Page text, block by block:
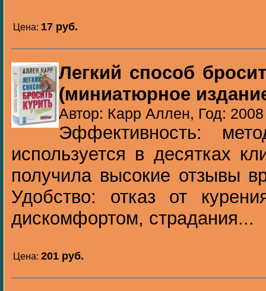
Цена: 17 pуб.
Легкий способ
(миниатюрное
Автор: Карр Аллен, Год: 2008
Эффективность:
используется в десятках
получила высокие отзывы
Удобство: отказ от
дискомфортом, страдания...
Цена: 201 pуб.